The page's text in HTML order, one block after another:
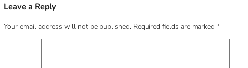
Leave a Reply
Your email address will not be published. Required fields are marked *